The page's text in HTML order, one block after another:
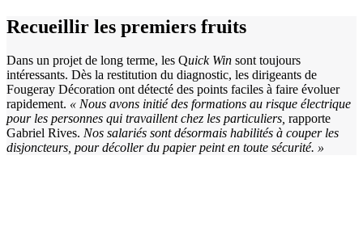
Recueillir les premiers fruits
Dans un projet de long terme, les Quick Win sont toujours
intéressants. Dès la restitution du diagnostic, les dirigeants de
Fougeray Décoration ont détecté des points faciles à faire évoluer
rapidement. « Nous avons initié des formations au risque électrique
pour les personnes qui travaillent chez les particuliers, rapporte
Gabriel Rives. Nos salariés sont désormais habilités à couper les
disjoncteurs, pour décoller du papier peint en toute sécurité. »